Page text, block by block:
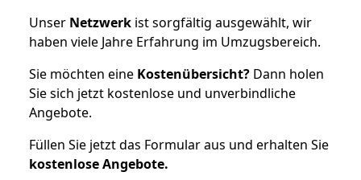
Unser Netzwerk ist sorgfältig ausgewählt, wir
haben viele Jahre Erfahrung im Umzugsbereich.
Sie möchten eine Kostenübersicht? Dann holen
Sie sich jetzt kostenlose und unverbindliche
Angebote.
Füllen Sie jetzt das Formular aus und erhalten Sie
kostenloseAngebote.